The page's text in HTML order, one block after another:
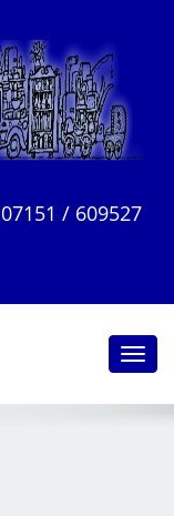
07151 / 609527